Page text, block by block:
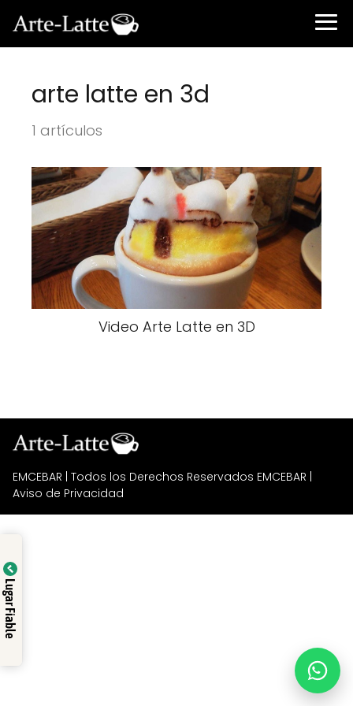
arte latte en 3d
1 artículos
Video Arte Latte en 3D
EMCEBAR | Todos los Derechos Reservados EMCEBAR |
Aviso de Privacidad
Lugar Fiable